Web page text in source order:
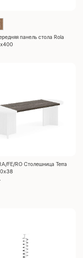
панель стола Rola
FE/RO Столешница Terra